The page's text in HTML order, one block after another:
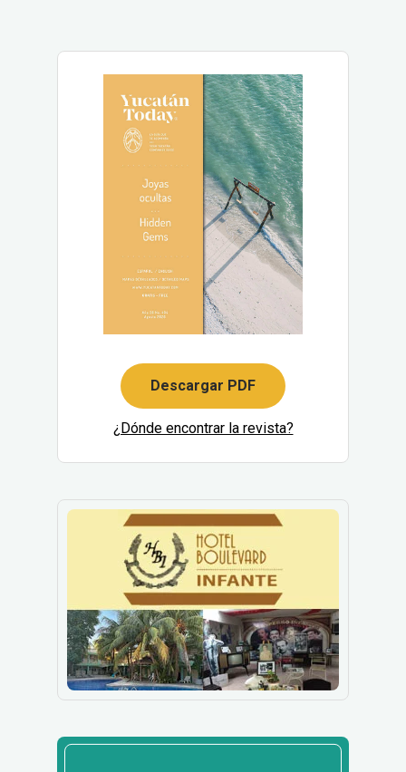
Descargar PDF
¿Dónde encontrar la revista?